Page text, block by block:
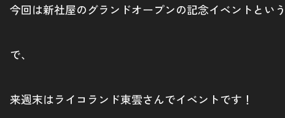
今回は新社屋のグランドオープンの記念イベントとい
で、
来週末はライコランド東雲さんでイベントです！